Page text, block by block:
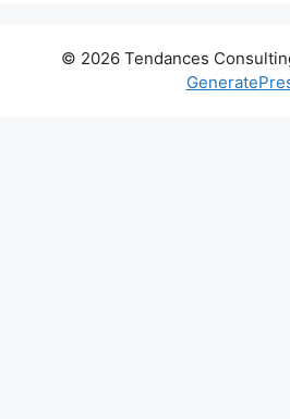
© 2026 Tendances